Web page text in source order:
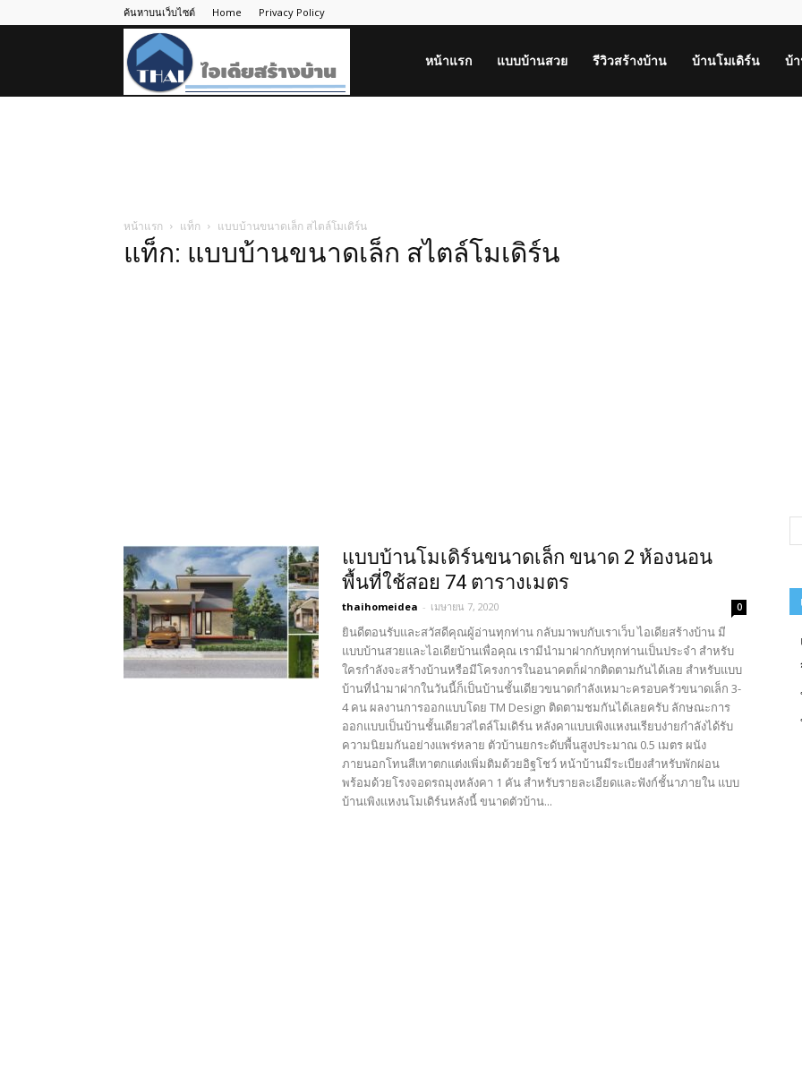
ค้นหาบนเว็บไซต์ Home Privacy Policy
หน้าแรก แบบบ้านสวย รีวิวสร้างบ้าน บ้านโมเดิร์น บ้
หน้าแรก แท็ก แบบบ้านขนาดเล็ก สไตล์โมเดิร์น
แท็ก: แบบบ้านขนาดเล็ก สไตล์โมเดิร์น
แบบบ้านโมเดิร์นขนาดเล็ก ขนาด 2 ห้องนอน
พื้นที่ใช้สอย 74 ตารางเมตร
thaihomeidea - เมษายน 7, 2020 0
ยินดีตอนรับและสวัสดีคุณผู้อ่านทุกท่าน กลับมาพบกับเราเว็บ ไอเดียสร้างบ้าน มี
แบบบ้านสวยและไอเดียบ้านเพื่อคุณ เรามีนำมาฝากกับทุกท่านเป็นประจำ สำหรับ
ใครกำลังจะสร้างบ้านหรือมีโครงการในอนาคตก็ฝากติดตามกันได้เลย สำหรับแบบ
บ้านที่นำมาฝากในวันนี้ก็เป็นบ้านชั้นเดียวขนาดกำลังเหมาะครอบครัวขนาดเล็ก 3-
4 คน ผลงานการออกแบบโดย TM Design ติดตามชมกันได้เลยครับ ลักษณะการ
ออกแบบเป็นบ้านชั้นเดียวสไตล์โมเดิร์น หลังคาแบบเพิงแหงนเรียบง่ายกำลังได้รับ
ความนิยมกันอย่างแพร่หลาย ตัวบ้านยกระดับพื้นสูงประมาณ 0.5 เมตร ผนัง
ภายนอกโทนสีเทาตกแต่งเพิ่มติมด้วยอิฐโชว์ หน้าบ้านมีระเบียงสำหรับพักผ่อน
พร้อมด้วยโรงจอดรถมุงหลังคา 1 คัน สำหรับรายละเอียดและฟังก์ชั้นาภายใน แบบ
บ้านเพิงแหงนโมเดิร์นหลังนี้ ขนาดตัวบ้าน...